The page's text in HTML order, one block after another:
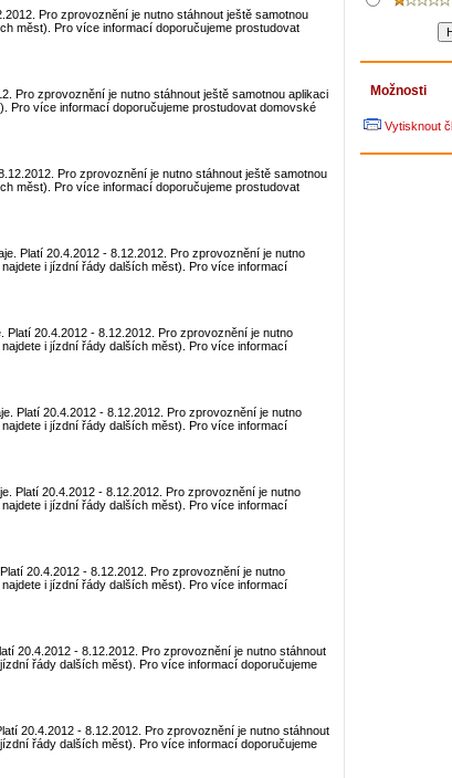
Pro zprovoznění je nutno stáhnout ještě samotnou
měst). Pro více informací doporučujeme prostudovat
Pro zprovoznění je nutno stáhnout ještě samotnou aplikaci
Pro více informací doporučujeme prostudovat domovské
Pro zprovoznění je nutno stáhnout ještě samotnou
měst). Pro více informací doporučujeme prostudovat
Platí 20.4.2012 - 8.12.2012. Pro zprovoznění je nutno
i jízdní řády dalších měst). Pro více informací
20.4.2012 - 8.12.2012. Pro zprovoznění je nutno
i jízdní řády dalších měst). Pro více informací
Platí 20.4.2012 - 8.12.2012. Pro zprovoznění je nutno
i jízdní řády dalších měst). Pro více informací
Platí 20.4.2012 - 8.12.2012. Pro zprovoznění je nutno
i jízdní řády dalších měst). Pro více informací
20.4.2012 - 8.12.2012. Pro zprovoznění je nutno
i jízdní řády dalších měst). Pro více informací
20.4.2012 - 8.12.2012. Pro zprovoznění je nutno stáhnout
řády dalších měst). Pro více informací doporučujeme
20.4.2012 - 8.12.2012. Pro zprovoznění je nutno stáhnout
řády dalších měst). Pro více informací doporučujeme
Možnosti
Vytisknout